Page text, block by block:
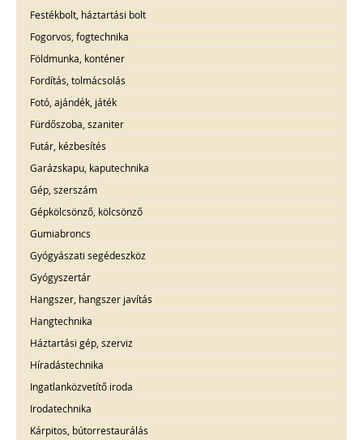
Festékbolt, háztartási bolt
Fogorvos, fogtechnika
Földmunka, konténer
Fordítás, tolmácsolás
Fotó, ajándék, játék
Fürdőszoba, szaniter
Futár, kézbesítés
Garázskapu, kaputechnika
Gép, szerszám
Gépkölcsönző, kölcsönző
Gumiabroncs
Gyógyászati segédeszköz
Gyógyszertár
Hangszer, hangszer javítás
Hangtechnika
Háztartási gép, szerviz
Híradástechnika
Ingatlanközvetítő iroda
Irodatechnika
Kárpitos, bútorrestaurálás